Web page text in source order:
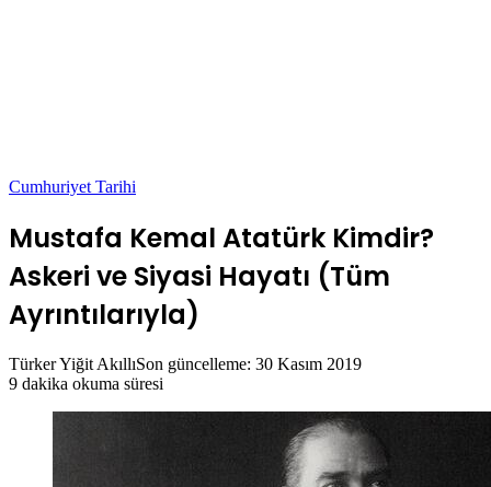
Cumhuriyet Tarihi
Mustafa Kemal Atatürk Kimdir?
Askeri ve Siyasi Hayatı (Tüm
Ayrıntılarıyla)
Türker Yiğit AkıllıSon güncelleme: 30 Kasım 2019
9 dakika okuma süresi